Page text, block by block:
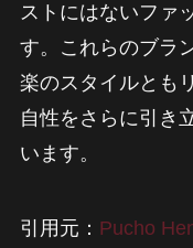
ストにはないファ
す。これらのブラ
楽のスタイルとも
自性をさらに引き
います。
引用元： Pucho